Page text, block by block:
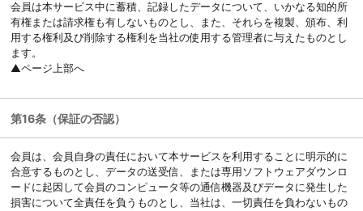
会員は本サービス中に蓄積、記録したデータについて、いかなる知的所
有権または請求権も有しないものとし、また、それらを複製、頒布、利
用する権利及び削除する権利を当社の使用する管理者に与えたものとし
ます。
▲ページ上部へ
第16条（保証の否認）
会員は、会員自身の責任において本サービスを利用することに明示的に
合意するものとし、データの送受信、または専用ソフトウェアダウンロ
ードに起因して会員のコンピュータ等の通信機器及びデータに発生した
損害について全責任を負うものとし、当社は、一切責任を負わないもの